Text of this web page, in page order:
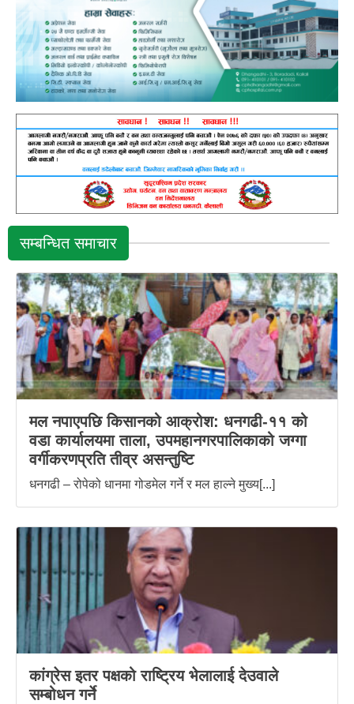
सम्बन्धित समाचार
मल नपाएपछि किसानको आक्रोश: धनगढी-११ को
वडा कार्यालयमा ताला, उपमहानगरपालिकाको जग्गा
वर्गीकरणप्रति तीव्र असन्तुष्टि
धनगढी – रोपेको धानमा गोडमेल गर्ने र मल हाल्ने मुख्य[...]
कांग्रेस इतर पक्षको राष्ट्रिय भेलालाई देउवाले
सम्बोधन गर्ने